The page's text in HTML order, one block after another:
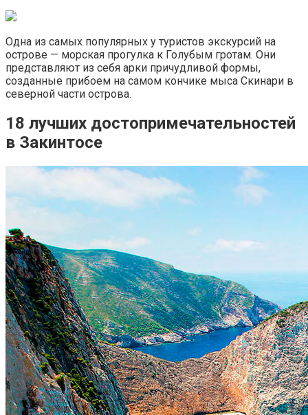
Одна из самых популярных у туристов экскурсий на
острове — морская прогулка к Голубым гротам. Они
представляют из себя арки причудливой формы,
созданные прибоем на самом кончике мыса Скинари в
северной части острова.
18 лучших достопримечательностей
в Закинтосе